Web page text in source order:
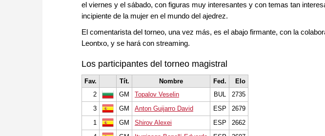
el viernes y el sábado, con figuras muy interesantes y con temas tan
incipiente de la mujer en el mundo del ajedrez.
El comentarista del torneo, una vez más, es el abajo firmante, con la
Leontxo, y se hará con streaming.
Los participantes del torneo magistral
Fav. Tít. Nombre Fed.
Elo
2
GM Topalov Veselin BUL
2735
3
GM Anton Guijarro David ESP
2679
1
GM Shirov Alexei ESP
2662